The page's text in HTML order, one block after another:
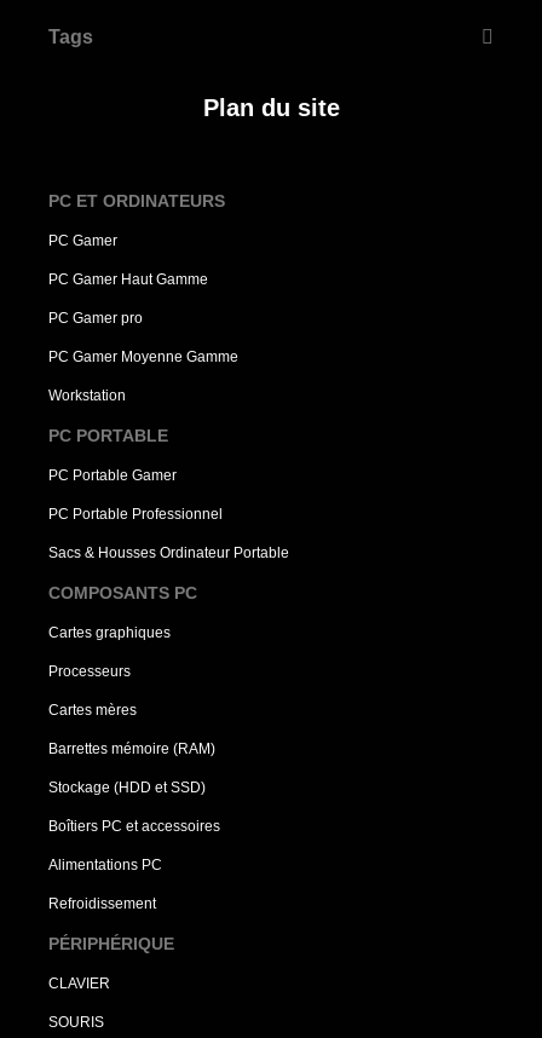
Tags
Plan du site
PC ET ORDINATEURS
PC Gamer
PC Gamer Haut Gamme
PC Gamer pro
PC Gamer Moyenne Gamme
Workstation
PC PORTABLE
PC Portable Gamer
PC Portable Professionnel
Sacs & Housses Ordinateur Portable
COMPOSANTS PC
Cartes graphiques
Processeurs
Cartes mères
Barrettes mémoire (RAM)
Stockage (HDD et SSD)
Boîtiers PC et accessoires
Alimentations PC
Refroidissement
PÉRIPHÉRIQUE
CLAVIER
SOURIS